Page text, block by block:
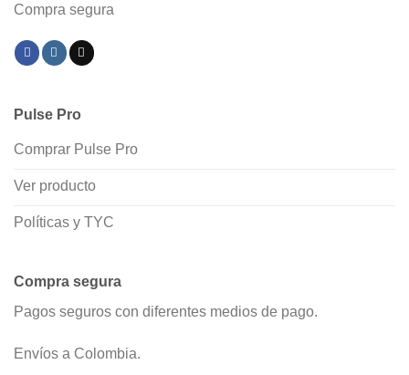
Compra segura
Pulse Pro
Comprar Pulse Pro
Ver producto
Políticas y TYC
Compra segura
Pagos seguros con diferentes medios de pago.
Envíos a Colombia.